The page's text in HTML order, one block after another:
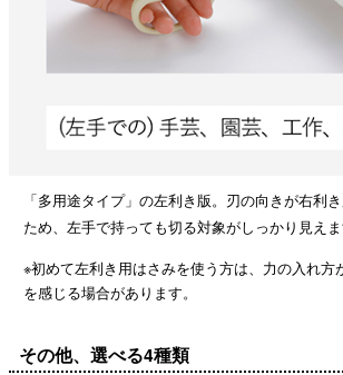
「多用途タイプ」の左利き版。刃の向きが右利
ため、左手で持っても切る対象がしっかり見えま
※初めて左利き用はさみを使う方は、力の入れ方
を感じる場合があります。
その他、選べる4種類